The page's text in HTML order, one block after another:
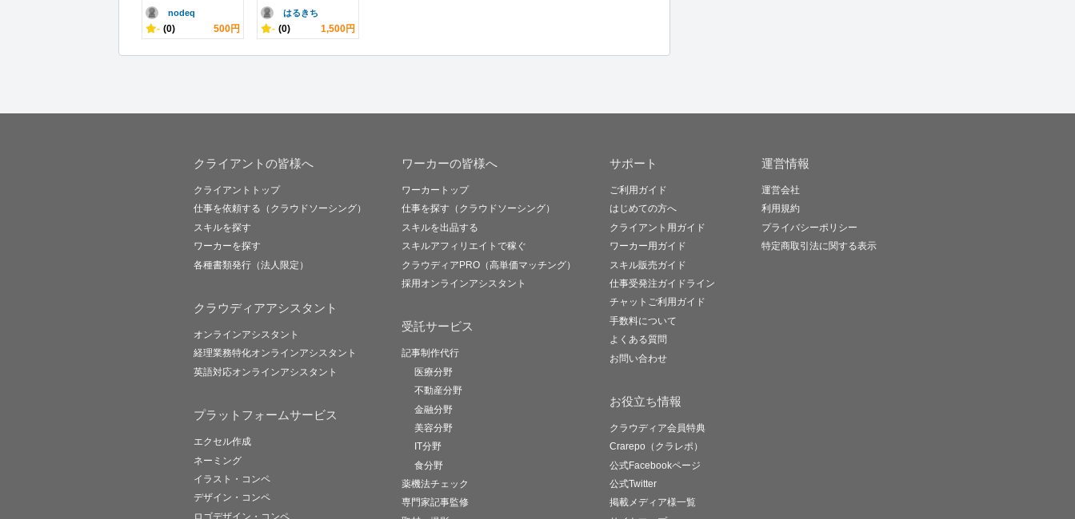
nodeq
- (0) 500円
はるきち
- (0) 1,500円
クライアントの皆様へ
クライアントトップ
仕事を依頼する（クラウドソーシング）
スキルを探す
ワーカーを探す
各種書類発行（法人限定）
クラウディアアシスタント
オンラインアシスタント
経理業務特化オンラインアシスタント
英語対応オンラインアシスタント
プラットフォームサービス
エクセル作成
ネーミング
イラスト・コンペ
デザイン・コンペ
ロゴデザイン・コンペ
ワーカーの皆様へ
ワーカートップ
仕事を探す（クラウドソーシング）
スキルを出品する
スキルアフィリエイトで稼ぐ
クラウディアPRO（高単価マッチング）
採用オンラインアシスタント
受託サービス
記事制作代行
医療分野
不動産分野
金融分野
美容分野
IT分野
食分野
薬機法チェック
専門家記事監修
サポート
ご利用ガイド
はじめての方へ
クライアント用ガイド
ワーカー用ガイド
スキル販売ガイド
仕事受発注ガイドライン
チャットご利用ガイド
手数料について
よくある質問
お問い合わせ
お役立ち情報
クラウディア会員特典
Crarepo（クラレポ）
公式Facebookページ
公式Twitter
掲載メディア様一覧
運営情報
運営会社
利用規約
プライバシーポリシー
特定商取引法に関する表示